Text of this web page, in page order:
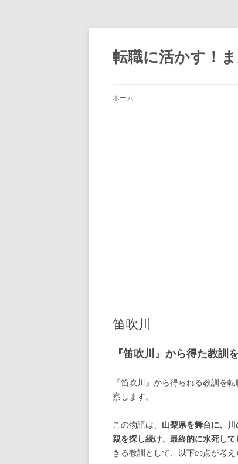
転職に活かす！
ホーム
笛吹川
『笛吹川』から得た教訓
『笛吹川』から得られる教訓を
察します。
この物語は、 山梨県を舞台に、
親を探し続け、最終的に水死して
きる教訓として、以下の点が考え